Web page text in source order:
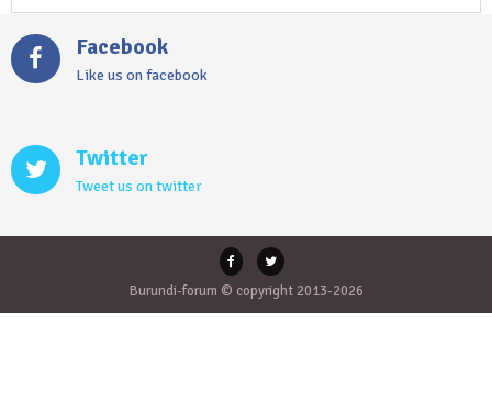
Facebook
Like us on facebook
Twitter
Tweet us on twitter
Burundi-forum © copyright 2013-2026